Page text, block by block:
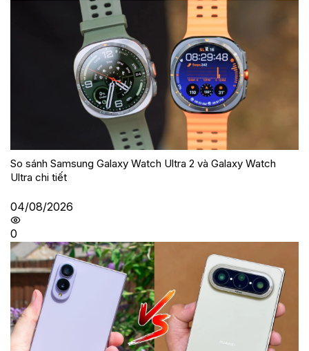
So sánh Samsung Galaxy Watch Ultra 2 và Galaxy Watch
Ultra chi tiết
04/08/2026
0